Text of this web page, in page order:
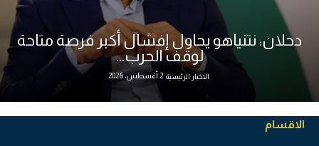
دحلان: نتنياهو يحاول إفشال أكبر فرصة متاحة
لوقف الحرب...
الاخبار الرئيسية 2 أغسطس، 2026
الاقسام